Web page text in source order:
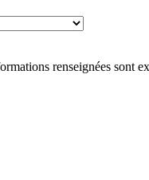
renseignées sont